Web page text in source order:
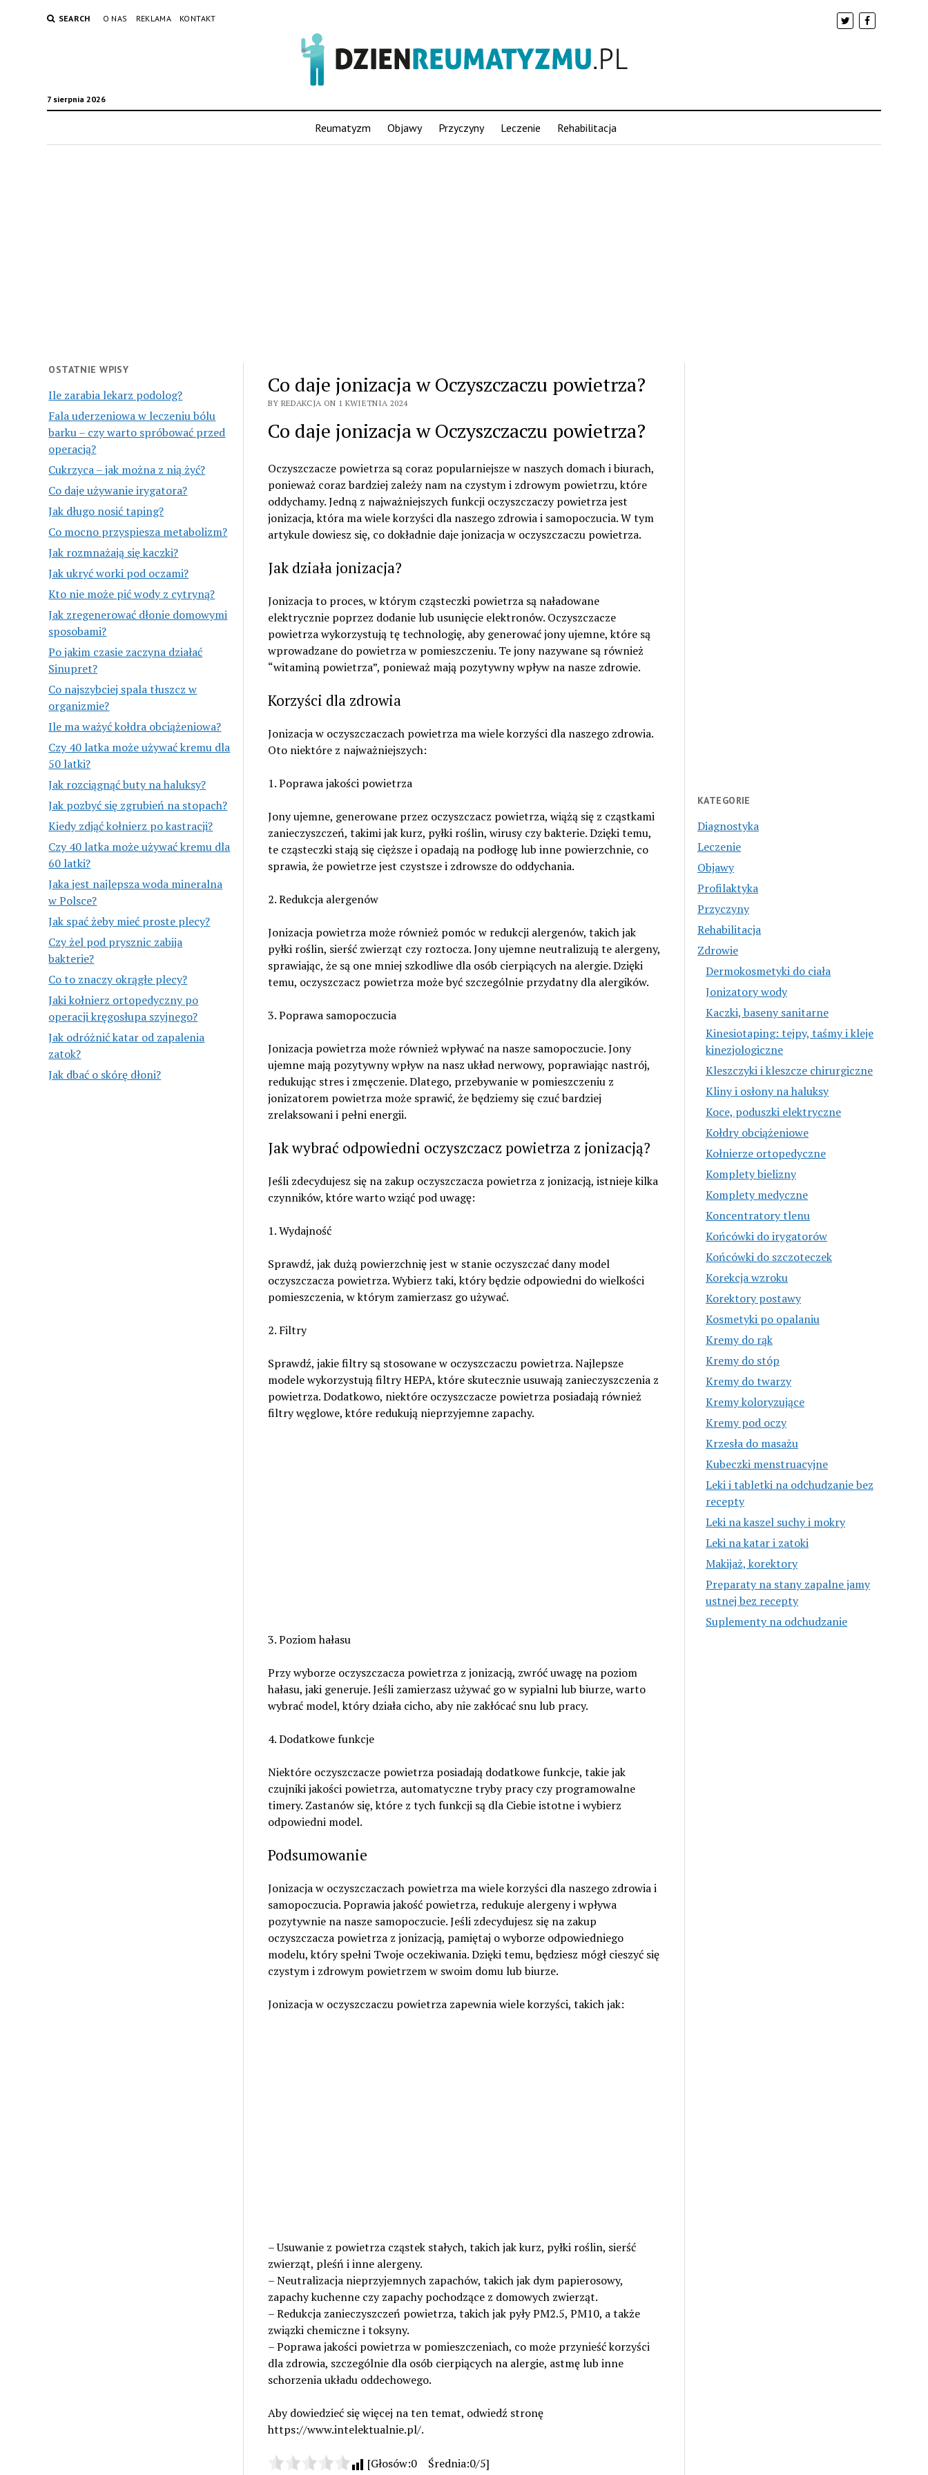
SEARCH O NAS REKLAMA KONTAKT
7 sierpnia 2026
Reumatyzm Objawy Przyczyny Leczenie Rehabilitacja
OSTATNIE WPISY
Ile zarabia lekarz podolog?
Fala uderzeniowa w leczeniu bólu
barku – czy warto spróbować przed
operacją?
Cukrzyca – jak można z nią żyć?
Co daje używanie irygatora?
Jak długo nosić taping?
Co mocno przyspiesza metabolizm?
Jak rozmnażają się kaczki?
Jak ukryć worki pod oczami?
Kto nie może pić wody z cytryną?
Jak zregenerować dłonie domowymi
sposobami?
Po jakim czasie zaczyna działać
Sinupret?
Co najszybciej spala tłuszcz w
organizmie?
Ile ma ważyć kołdra obciążeniowa?
Czy 40 latka może używać kremu dla
50 latki?
Jak rozciągnąć buty na haluksy?
Jak pozbyć się zgrubień na stopach?
Kiedy zdjąć kołnierz po kastracji?
Czy 40 latka może używać kremu dla
60 latki?
Jaka jest najlepsza woda mineralna
w Polsce?
Jak spać żeby mieć proste plecy?
Czy żel pod prysznic zabija
bakterie?
Co to znaczy okrągłe plecy?
Jaki kołnierz ortopedyczny po
operacji kręgosłupa szyjnego?
Jak odróżnić katar od zapalenia
zatok?
Jak dbać o skórę dłoni?
Co daje jonizacja w Oczyszczaczu powietrza?
BY REDAKCJA ON 1 KWIETNIA 2024
Co daje jonizacja w Oczyszczaczu powietrza?
Oczyszczacze powietrza są coraz popularniejsze w naszych domach i biurach,
ponieważ coraz bardziej zależy nam na czystym i zdrowym powietrzu, które
oddychamy. Jedną z najważniejszych funkcji oczyszczaczy powietrza jest
jonizacja, która ma wiele korzyści dla naszego zdrowia i samopoczucia. W tym
artykule dowiesz się, co dokładnie daje jonizacja w oczyszczaczu powietrza.
Jak działa jonizacja?
Jonizacja to proces, w którym cząsteczki powietrza są naładowane
elektrycznie poprzez dodanie lub usunięcie elektronów. Oczyszczacze
powietrza wykorzystują tę technologię, aby generować jony ujemne, które są
wprowadzane do powietrza w pomieszczeniu. Te jony nazywane są również
“witaminą powietrza”, ponieważ mają pozytywny wpływ na nasze zdrowie.
Korzyści dla zdrowia
Jonizacja w oczyszczaczach powietrza ma wiele korzyści dla naszego zdrowia.
Oto niektóre z najważniejszych:
1. Poprawa jakości powietrza
Jony ujemne, generowane przez oczyszczacz powietrza, wiążą się z cząstkami
zanieczyszczeń, takimi jak kurz, pyłki roślin, wirusy czy bakterie. Dzięki temu,
te cząsteczki stają się cięższe i opadają na podłogę lub inne powierzchnie, co
sprawia, że powietrze jest czystsze i zdrowsze do oddychania.
2. Redukcja alergenów
Jonizacja powietrza może również pomóc w redukcji alergenów, takich jak
pyłki roślin, sierść zwierząt czy roztocza. Jony ujemne neutralizują te alergeny,
sprawiając, że są one mniej szkodliwe dla osób cierpiących na alergie. Dzięki
temu, oczyszczacz powietrza może być szczególnie przydatny dla alergików.
3. Poprawa samopoczucia
Jonizacja powietrza może również wpływać na nasze samopoczucie. Jony
ujemne mają pozytywny wpływ na nasz układ nerwowy, poprawiając nastrój,
redukując stres i zmęczenie. Dlatego, przebywanie w pomieszczeniu z
jonizatorem powietrza może sprawić, że będziemy się czuć bardziej
zrelaksowani i pełni energii.
Jak wybrać odpowiedni oczyszczacz powietrza z jonizacją?
Jeśli zdecydujesz się na zakup oczyszczacza powietrza z jonizacją, istnieje kilka
czynników, które warto wziąć pod uwagę:
1. Wydajność
Sprawdź, jak dużą powierzchnię jest w stanie oczyszczać dany model
oczyszczacza powietrza. Wybierz taki, który będzie odpowiedni do wielkości
pomieszczenia, w którym zamierzasz go używać.
2. Filtry
Sprawdź, jakie filtry są stosowane w oczyszczaczu powietrza. Najlepsze
modele wykorzystują filtry HEPA, które skutecznie usuwają zanieczyszczenia z
powietrza. Dodatkowo, niektóre oczyszczacze powietrza posiadają również
filtry węglowe, które redukują nieprzyjemne zapachy.
3. Poziom hałasu
Przy wyborze oczyszczacza powietrza z jonizacją, zwróć uwagę na poziom
hałasu, jaki generuje. Jeśli zamierzasz używać go w sypialni lub biurze, warto
wybrać model, który działa cicho, aby nie zakłócać snu lub pracy.
4. Dodatkowe funkcje
Niektóre oczyszczacze powietrza posiadają dodatkowe funkcje, takie jak
czujniki jakości powietrza, automatyczne tryby pracy czy programowalne
timery. Zastanów się, które z tych funkcji są dla Ciebie istotne i wybierz
odpowiedni model.
Podsumowanie
Jonizacja w oczyszczaczach powietrza ma wiele korzyści dla naszego zdrowia i
samopoczucia. Poprawia jakość powietrza, redukuje alergeny i wpływa
pozytywnie na nasze samopoczucie. Jeśli zdecydujesz się na zakup
oczyszczacza powietrza z jonizacją, pamiętaj o wyborze odpowiedniego
modelu, który spełni Twoje oczekiwania. Dzięki temu, będziesz mógł cieszyć się
czystym i zdrowym powietrzem w swoim domu lub biurze.
Jonizacja w oczyszczaczu powietrza zapewnia wiele korzyści, takich jak:
– Usuwanie z powietrza cząstek stałych, takich jak kurz, pyłki roślin, sierść
zwierząt, pleśń i inne alergeny.
– Neutralizacja nieprzyjemnych zapachów, takich jak dym papierosowy,
zapachy kuchenne czy zapachy pochodzące z domowych zwierząt.
– Redukcja zanieczyszczeń powietrza, takich jak pyły PM2.5, PM10, a także
związki chemiczne i toksyny.
– Poprawa jakości powietrza w pomieszczeniach, co może przynieść korzyści
dla zdrowia, szczególnie dla osób cierpiących na alergie, astmę lub inne
schorzenia układu oddechowego.
Aby dowiedzieć się więcej na ten temat, odwiedź stronę
https://www.intelektualnie.pl/.
[Głosów:0 Średnia:0/5]
KATEGORIE
Diagnostyka
Leczenie
Objawy
Profilaktyka
Przyczyny
Rehabilitacja
Zdrowie
Dermokosmetyki do ciała
Jonizatory wody
Kaczki, baseny sanitarne
Kinesiotaping: tejpy, taśmy i kleje
kinezjologiczne
Kleszczyki i kleszcze chirurgiczne
Kliny i osłony na haluksy
Koce, poduszki elektryczne
Kołdry obciążeniowe
Kołnierze ortopedyczne
Komplety bielizny
Komplety medyczne
Koncentratory tlenu
Końcówki do irygatorów
Końcówki do szczoteczek
Korekcja wzroku
Korektory postawy
Kosmetyki po opalaniu
Kremy do rąk
Kremy do stóp
Kremy do twarzy
Kremy koloryzujące
Kremy pod oczy
Krzesła do masażu
Kubeczki menstruacyjne
Leki i tabletki na odchudzanie bez
recepty
Leki na kaszel suchy i mokry
Leki na katar i zatoki
Makijaż, korektory
Preparaty na stany zapalne jamy
ustnej bez recepty
Suplementy na odchudzanie